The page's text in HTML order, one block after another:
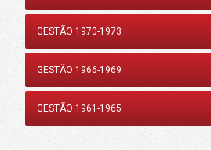
GESTÃO 1970-1973
GESTÃO 1966-1969
GESTÃO 1961-1965